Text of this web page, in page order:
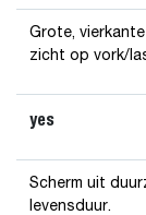
Grote,
zicht op vork/
yes
Scherm uit
levensduur.